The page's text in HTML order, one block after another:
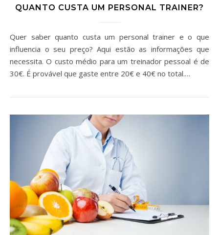
QUANTO CUSTA UM PERSONAL TRAINER?
Quer saber quanto custa um personal trainer e o que
influencia o seu preço? Aqui estão as informações que
necessita. O custo médio para um treinador pessoal é de
30€. É provável que gaste entre 20€ e 40€ no total.…